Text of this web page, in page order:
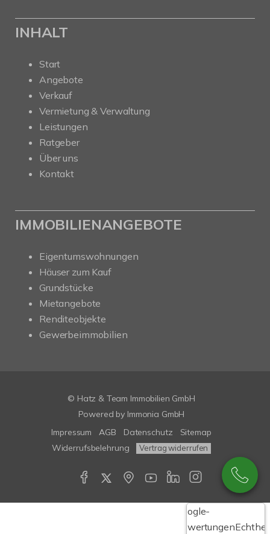
INHALT
Start
Angebote
Verkauf
Vermietung & Verwaltung
Leistungen
Ratgeber
Über uns
Kontakt
IMMOBILIENANGEBOTE
Eigentumswohnungen
Häuser zum Kauf
Grundstücke
Mietangebote
Renditeobjekte
Gewerbeimmobilien
© Hatz & Team Immobilien GmbH
Powered by Immonia GmbH
Impressum
AGB Datenschutz
Sitemap
Widerrufsbelehrung
Vertrag widerrufen
Google-
Bewertungen